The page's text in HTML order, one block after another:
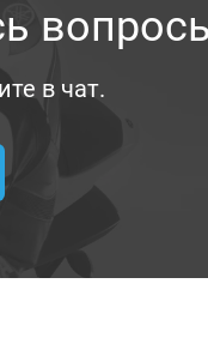
в чат.